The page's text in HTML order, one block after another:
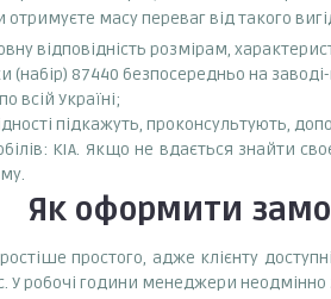
масу переваг від такого
відповідність розмірам,
87440 безпосередньо на
всій Україні;
підкажуть, проконсультують,
KIA. Якщо не вдається знайти
Як оформити
простого, адже клієнту
робочі години менеджери